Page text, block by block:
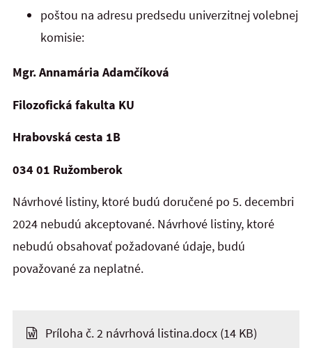
poštou na adresu predsedu univerzitnej volebnej
komisie:
Mgr. Annamária Adamčíková
Filozofická fakulta KU
Hrabovská cesta 1B
034 01 Ružomberok
Návrhové listiny, ktoré budú doručené po 5. decembri
2024 nebudú akceptované. Návrhové listiny, ktoré
nebudú obsahovať požadované údaje, budú
považované za neplatné.
Príloha č. 2 návrhová listina.docx (14 KB)